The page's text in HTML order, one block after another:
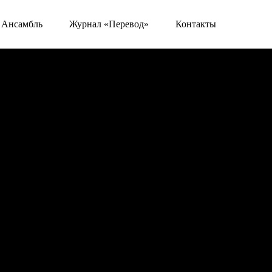
Ансамбль Журнал «Перевод» Контакты
Посетителям Афиша Фонд Видео